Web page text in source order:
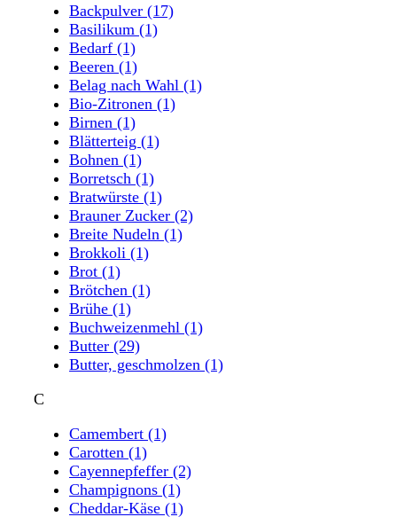
Backpulver (17)
Basilikum (1)
Bedarf (1)
Beeren (1)
Belag nach Wahl (1)
Bio-Zitronen (1)
Birnen (1)
Blätterteig (1)
Bohnen (1)
Borretsch (1)
Bratwürste (1)
Brauner Zucker (2)
Breite Nudeln (1)
Brokkoli (1)
Brot (1)
Brötchen (1)
Brühe (1)
Buchweizenmehl (1)
Butter (29)
Butter, geschmolzen (1)
C
Camembert (1)
Carotten (1)
Cayennepfeffer (2)
Champignons (1)
Cheddar-Käse (1)